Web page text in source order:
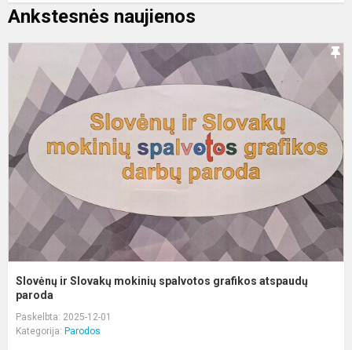
Ankstesnės naujienos
Slovėnų ir Slovakų mokinių spalvotos grafikos atspaudų
paroda
Paskelbta: 2025-12-01
Kategorija: Parodos